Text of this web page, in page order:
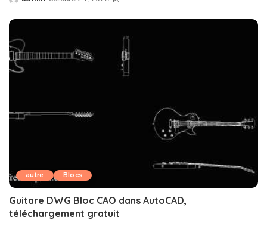
Posted
autre Blocs
Guitare DWG Bloc CAO dans AutoCAD,
téléchargement gratuit